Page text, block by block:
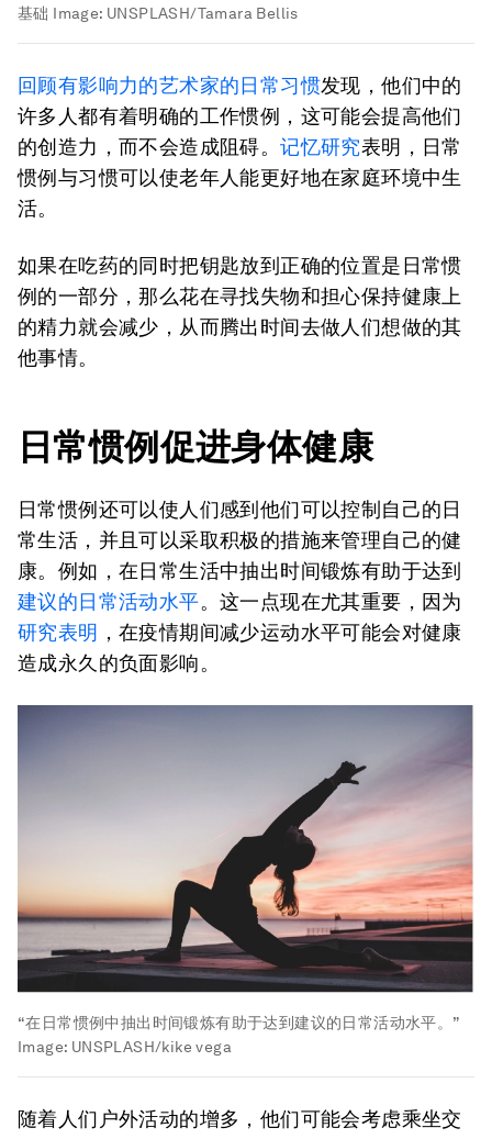
基础 Image: UNSPLASH/Tamara Bellis
回顾有影响力的艺术家的日常习惯发现，他们中的
许多人都有着明确的工作惯例，这可能会提高他们
的创造力，而不会造成阻碍。记忆研究表明，日常
惯例与习惯可以使老年人能更好地在家庭环境中生
活。
如果在吃药的同时把钥匙放到正确的位置是日常惯
例的一部分，那么花在寻找失物和担心保持健康上
的精力就会减少，从而腾出时间去做人们想做的其
他事情。
日常惯例促进身体健康
日常惯例还可以使人们感到他们可以控制自己的日
常生活，并且可以采取积极的措施来管理自己的健
康。例如，在日常生活中抽出时间锻炼有助于达到
建议的日常活动水平。这一点现在尤其重要，因为
研究表明 ，在疫情期间减少运动水平可能会对健康
造成永久的负面影响。
“在日常惯例中抽出时间锻炼有助于达到建议的日常活动水平。”
Image: UNSPLASH/kike vega
随着人们户外活动的增多，他们可能会考虑乘坐交